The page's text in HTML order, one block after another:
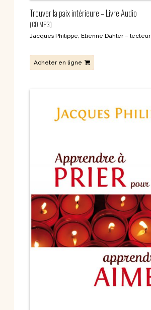
Trouver la paix intérieure – Livre Audio
(CD MP3)
Jacques Philippe Etienne Dahler – lecteur
Acheter en ligne